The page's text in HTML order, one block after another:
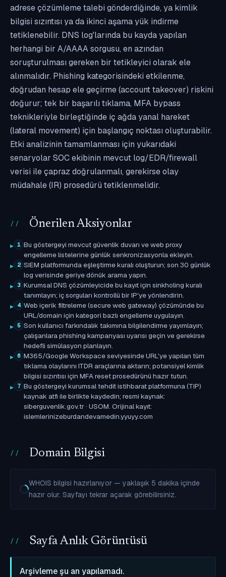
adrese çözümleme talebi gönderdiğinde, ya kimlik
bilgisi sızıntısı ya da ikinci aşama yük indirme
tetiklenebilir. DNS log'larında bu kayda yapılan
herhangi bir A/AAAA sorgusu, en azından
soruşturulması gereken bir tetikleyici olarak ele
alınmalıdır. Phishing kategorisindeki etkilenme,
doğrudan hesap ele geçirme (account takeover) riskini
doğurur; tek bir başarılı tıklama, MFA bypass
teknikleriyle birleştiğinde iç ağda yanal hareket
(lateral movement) için başlangıç noktası oluşturabilir.
Etki analizinin tamamlanması için yukarıdaki
senaryolar SOC ekibinin mevcut log/EDR/firewall
verisi ile çapraz doğrulanmalı, gerekirse olay
müdahale (IR) prosedürü tetiklenmelidir.
Önerilen Aksiyonlar
1 Bu göstergeyi mevcut güvenlik duvarı ve web proxy
engelleme listelerine günlük senkronizasyonla ekleyin.
2 SIEM platformunda eşleştirme kuralı oluşturun; son 30 günlük
log verisinde geriye dönük arama yapın.
3 Kurumsal DNS çözümleyicide bu kayıt için sinkholing kuralı
tanımlayın; iç sorguları kontrollü bir IP'ye yönlendirin.
4 Web içerik filtreleme (secure web gateway) çözümünde bu
URL/domain için kategori bazlı engelleme uygulayın.
5 Son kullanıcı farkındalık takımına bilgilendirme yayımlayın;
çalışanlara phishing kampanyası uyarısı geçin ve gerekirse
hedefli simülasyon planlayın.
6 M365/Google Workspace seviyesinde URL'ye yapılan tüm
tıklama olaylarını ITDR araçlarına aktarın; potansiyel kimlik
bilgisi sızıntısı için MFA reset prosedürünü hazır tutun.
7 Bu göstergeyi kurumsal tehdit istihbarat platformuna (TIP)
kaynak atfı ile birlikte kaydedin; resmi kaynak:
siberguvenlik.gov.tr · USOM. Orijinal kayıt:
islemlerinizeburdandevamedin.yyuyy.com
Domain Bilgisi
WHOIS bilgisi hazırlanıyor — yaklaşık 5 dakika içinde
hazır olur. Sayfayı tekrar açarak görebilirsiniz.
Sayfa Anlık Görüntüsü
Arşivleme şu an yapılamadı.